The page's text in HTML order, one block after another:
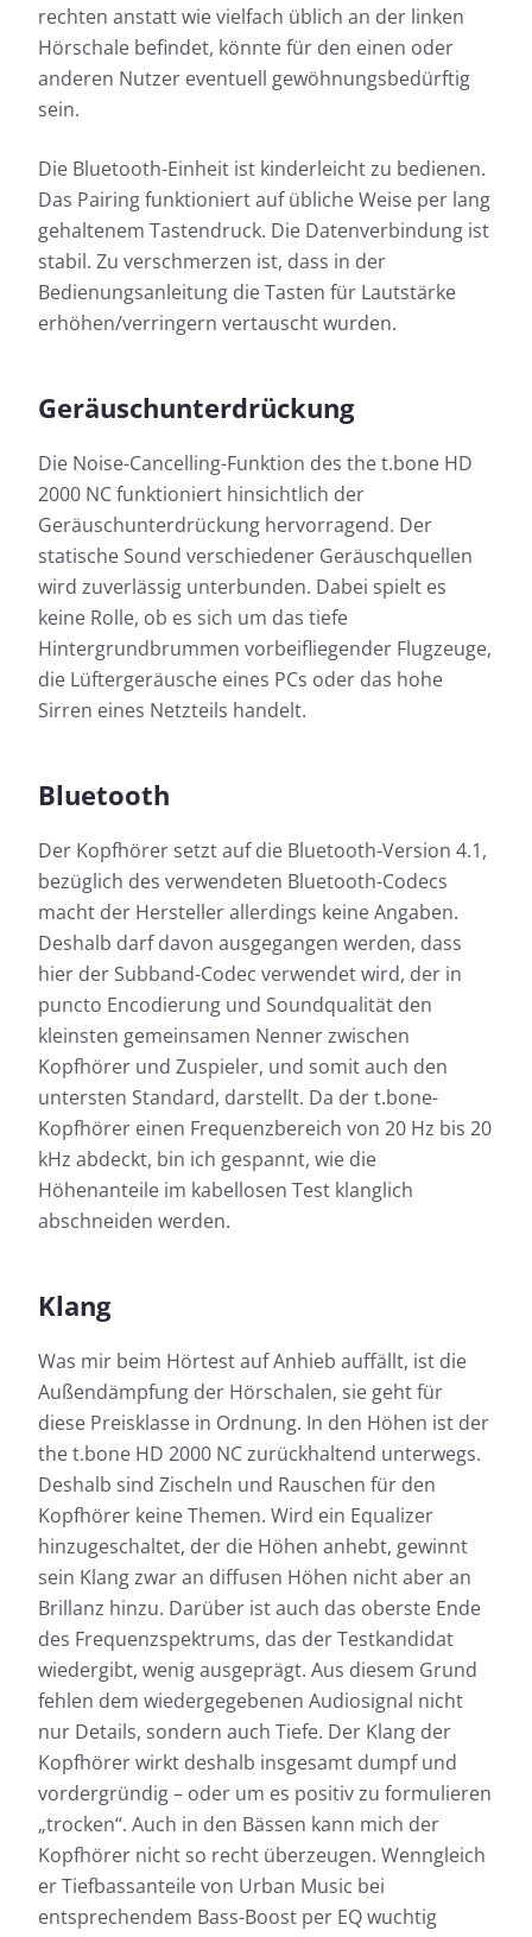
rechten anstatt wie vielfach üblich an der linken
Hörschale befindet, könnte für den einen oder
anderen Nutzer eventuell gewöhnungsbedürftig
sein.
Die Bluetooth-Einheit ist kinderleicht zu bedienen.
Das Pairing funktioniert auf übliche Weise per lang
gehaltenem Tastendruck. Die Datenverbindung ist
stabil. Zu verschmerzen ist, dass in der
Bedienungsanleitung die Tasten für Lautstärke
erhöhen/verringern vertauscht wurden.
Geräuschunterdrückung
Die Noise-Cancelling-Funktion des the t.bone HD
2000 NC funktioniert hinsichtlich der
Geräuschunterdrückung hervorragend. Der
statische Sound verschiedener Geräuschquellen
wird zuverlässig unterbunden. Dabei spielt es
keine Rolle, ob es sich um das tiefe
Hintergrundbrummen vorbeifliegender Flugzeuge,
die Lüftergeräusche eines PCs oder das hohe
Sirren eines Netzteils handelt.
Bluetooth
Der Kopfhörer setzt auf die Bluetooth-Version 4.1,
bezüglich des verwendeten Bluetooth-Codecs
macht der Hersteller allerdings keine Angaben.
Deshalb darf davon ausgegangen werden, dass
hier der Subband-Codec verwendet wird, der in
puncto Encodierung und Soundqualität den
kleinsten gemeinsamen Nenner zwischen
Kopfhörer und Zuspieler, und somit auch den
untersten Standard, darstellt. Da der t.bone-
Kopfhörer einen Frequenzbereich von 20 Hz bis 20
kHz abdeckt, bin ich gespannt, wie die
Höhenanteile im kabellosen Test klanglich
abschneiden werden.
Klang
Was mir beim Hörtest auf Anhieb auffällt, ist die
Außendämpfung der Hörschalen, sie geht für
diese Preisklasse in Ordnung. In den Höhen ist der
the t.bone HD 2000 NC zurückhaltend unterwegs.
Deshalb sind Zischeln und Rauschen für den
Kopfhörer keine Themen. Wird ein Equalizer
hinzugeschaltet, der die Höhen anhebt, gewinnt
sein Klang zwar an diffusen Höhen nicht aber an
Brillanz hinzu. Darüber ist auch das oberste Ende
des Frequenzspektrums, das der Testkandidat
wiedergibt, wenig ausgeprägt. Aus diesem Grund
fehlen dem wiedergegebenen Audiosignal nicht
nur Details, sondern auch Tiefe. Der Klang der
Kopfhörer wirkt deshalb insgesamt dumpf und
vordergründig – oder um es positiv zu formulieren
„trocken“. Auch in den Bässen kann mich der
Kopfhörer nicht so recht überzeugen. Wenngleich
er Tiefbassanteile von Urban Music bei
entsprechendem Bass-Boost per EQ wuchtig
Messdaten für the t.bone HD
2000 NC
Fast jeder Test-Kopfhörer wird von uns geprüft:
Neben der Ermittlung des Frequenzgangs, dem
Herzstück unserer Messungen, messen wir auch die
Auswirkungen der Geräusche, die von außen nach
innen dringen.
Frequenzgang: Einfach
Frequenzgang: Detail
Außendämpfung